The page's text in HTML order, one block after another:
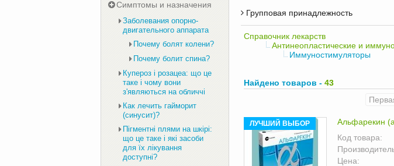
Групповая принадлежность
Справочник лекарств
Антинеопластические и
Иммуностимуляторы
Найдено товаров - 43
ЛУЧШИЙ ВЫБОР
Альфарекин
Код товара:
Цена:
Симптомы и назначения
Заболевания опорно-
двигательного аппарата
Почему болят колени?
Почему болит спина?
Купероз і розацеа: що це
таке і чому вони
з'являються на обличчі
Как лечить гайморит
(синусит)?
Пігментні плями на шкірі:
що це таке і які засоби
для їх лікування
доступні?